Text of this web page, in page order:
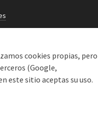
cookies propias, pero
(Google,
este sitio aceptas su uso.